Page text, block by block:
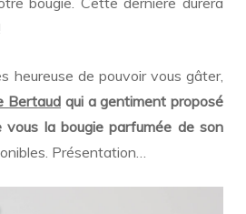
heureuse de pouvoir vous gâter,
Bertaud qui a gentiment proposé
vous la bougie parfumée de son
Présentation…